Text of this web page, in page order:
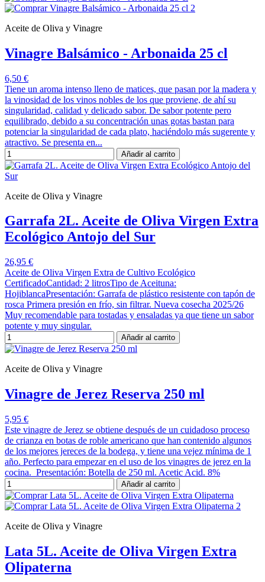
Aceite de Oliva y Vinagre
Vinagre Balsámico - Arbonaida 25 cl
6,50 €
Tiene un aroma intenso lleno de matices, que pasan por la madera y
la vinosidad de los vinos nobles de los que proviene, de ahí su
singularidad, calidad y delicado sabor. De sabor potente pero
equilibrado, debido a su concentración unas gotas bastan para
potenciar la singularidad de cada plato, haciéndolo más sugerente y
atractivo. Se presenta en...
Añadir al carrito
Aceite de Oliva y Vinagre
Garrafa 2L. Aceite de Oliva Virgen Extra
Ecológico Antojo del Sur
26,95 €
Aceite de Oliva Virgen Extra de Cultivo Ecológico
CertificadoCantidad: 2 litrosTipo de Aceituna:
HojiblancaPresentación: Garrafa de plástico resistente con tapón de
rosca Primera presión en frío, sin filtrar. Nueva cosecha 2025/26
Muy recomendable para tostadas y ensaladas ya que tiene un sabor
potente y muy singular.
Añadir al carrito
Aceite de Oliva y Vinagre
Vinagre de Jerez Reserva 250 ml
5,95 €
Este vinagre de Jerez se obtiene después de un cuidadoso proceso
de crianza en botas de roble americano que han contenido algunos
de los mejores jereces de la bodega, y tiene una vejez mínima de 1
año. Perfecto para empezar en el uso de los vinagres de jerez en la
cocina. Presentación: Botella de 250 ml. Acetic Acid. 8%
Añadir al carrito
Aceite de Oliva y Vinagre
Lata 5L. Aceite de Oliva Virgen Extra
Olipaterna